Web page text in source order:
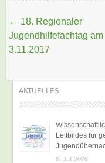
Beitragsnavigation
← 18. Regionaler
Jugendhilfefachtag am
3.11.2017
AKTUELLES
Leitbildes für
6. Juli 2026